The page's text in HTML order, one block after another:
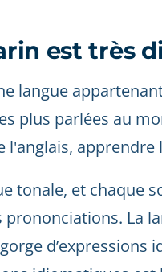
est très
langue
plus parlées au
l'anglais,
tonale, et chaque
La
d’expressions